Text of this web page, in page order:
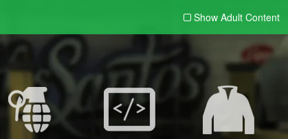
Show Adult Content